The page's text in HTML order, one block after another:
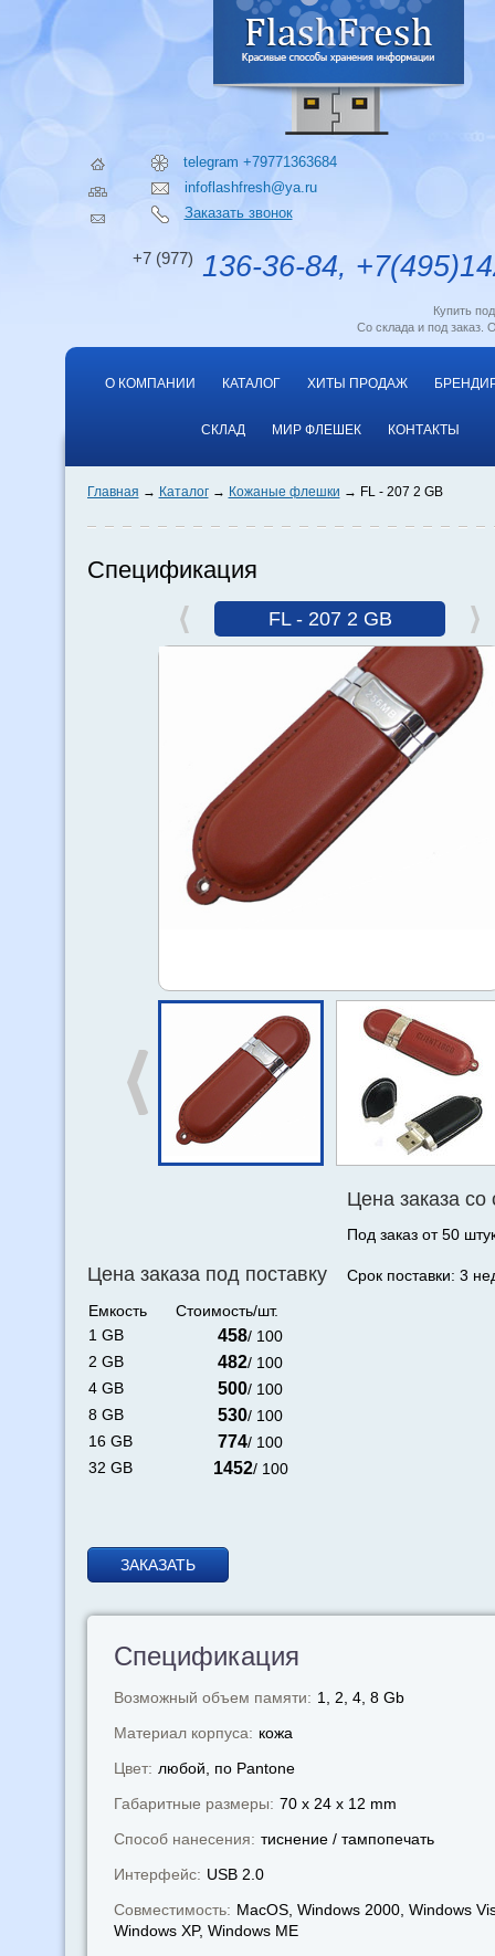
telegram +79771363684
infoflashfresh@ya.ru
Заказать звонок
+7 (977) 136-36-84,
Купить
Со склада и под заказ.
О КОМПАНИИ КАТАЛОГ ХИТЫ ПРОДАЖ
СКЛАД МИР ФЛЕШЕК КОНТАКТЫ
Главная Каталог Кожаные флешки FL - 207 2 GB
Спецификация
FL - 207 2 GB
Цена заказа под поставку
Емкость
Стоимость/шт.
1 GB
458/ 100
2 GB
482/ 100
4 GB
500/ 100
8 GB
530/ 100
16 GB
774/ 100
32 GB
1452/ 100
Цена заказа со
Под заказ от 50
Срок поставки: 3
ЗАКАЗАТЬ
Спецификация
Возможный объем памяти: 1, 2, 4, 8 Gb
Материал корпуса: кожа
Цвет: любой, по Pantone
Габаритные размеры: 70 x 24 x 12 mm
Способ нанесения: тиснение / тампопечать
Интерфейс: USB 2.0
Совместимость: MacOS, Windows 2000, Windows
Windows XP, Windows МЕ